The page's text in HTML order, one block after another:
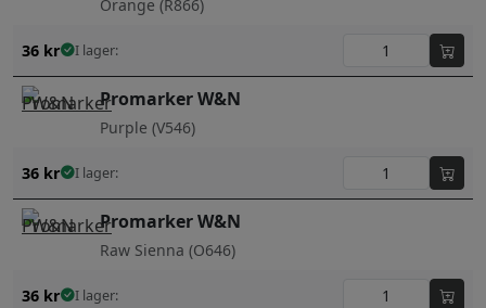
Orange (R866)
36 kr I lager:
Promarker W&N
Purple (V546)
36 kr I lager:
Promarker W&N
Raw Sienna (O646)
36 kr I lager: